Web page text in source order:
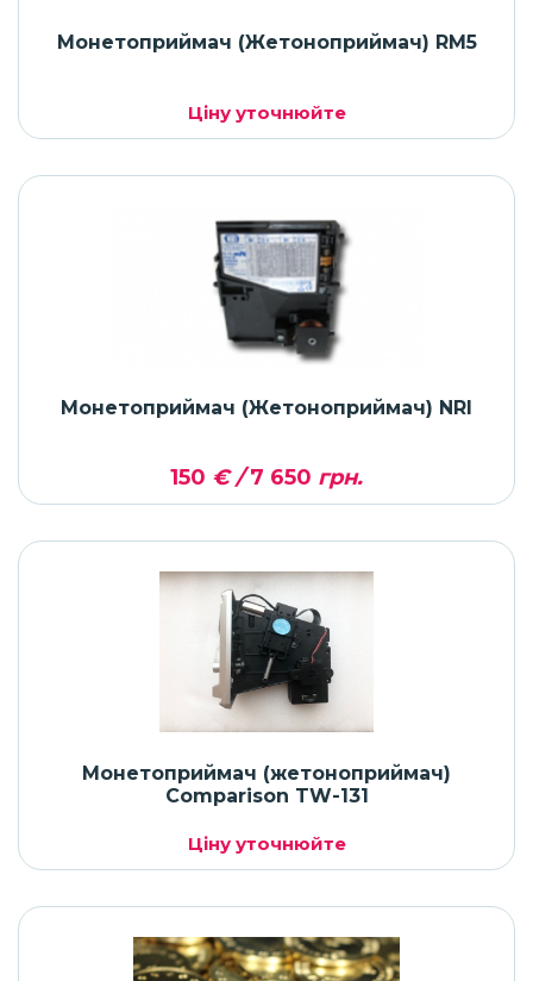
Монетоприймач (Жетоноприймач) RM5
Ціну уточнюйте
Монетоприймач (Жетоноприймач) NRI
150 € /7 650 грн.
Монетоприймач (жетоноприймач)
Comparison TW-131
Ціну уточнюйте